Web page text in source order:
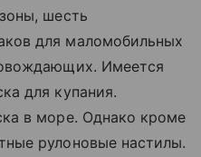
шесть
для маломобильных
Имеется
для купания.
в море. Однако кроме
рулоновые настилы.